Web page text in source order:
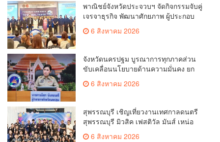
พาณิชย์จังหวัดประจวบฯ จัดกิจกรรมจับคู่
เจรจาธุรกิจ พัฒนาศักยภาพ ผู้ประกอบ
ระหว่างประเทศ
6 สิงหาคม 2026
จังหวัดนครปฐม บูรณาการทุกภาคส่วน
ขับเคลื่อนนโยบายด้านความมั่นคง ยก
ระดับการป้องกันอาชญากรรมทาง
เทคโนโลยี
6 สิงหาคม 2026
สุพรรณบุรี เชิญเที่ยวงานเทศกาลดนตรี
สุพรรณบุรี มิวสิค เฟสติวัล มันส์ เหน่อ
มาก6 สิงหาคม 2026